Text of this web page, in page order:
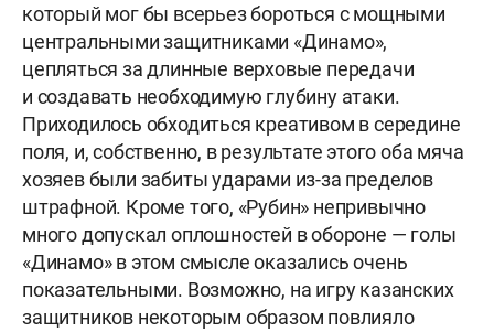
который мог бы всерьез бороться с мощными
центральными защитниками «Динамо»,
цепляться за длинные верховые передачи
и создавать необходимую глубину атаки.
Приходилось обходиться креативом в середине
поля, и, собственно, в результате этого оба мяча
хозяев были забиты ударами из-за пределов
штрафной. Кроме того, «Рубин» непривычно
много допускал оплошностей в обороне — голы
«Динамо» в этом смысле оказались очень
показательными. Возможно, на игру казанских
защитников некоторым образом повлияло